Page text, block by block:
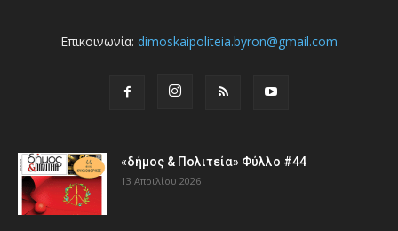
Επικοινωνία: dimoskaipoliteia.byron@gmail.com
«δήμος & Πολιτεία» Φύλλο #44
13 Απριλίου 2026